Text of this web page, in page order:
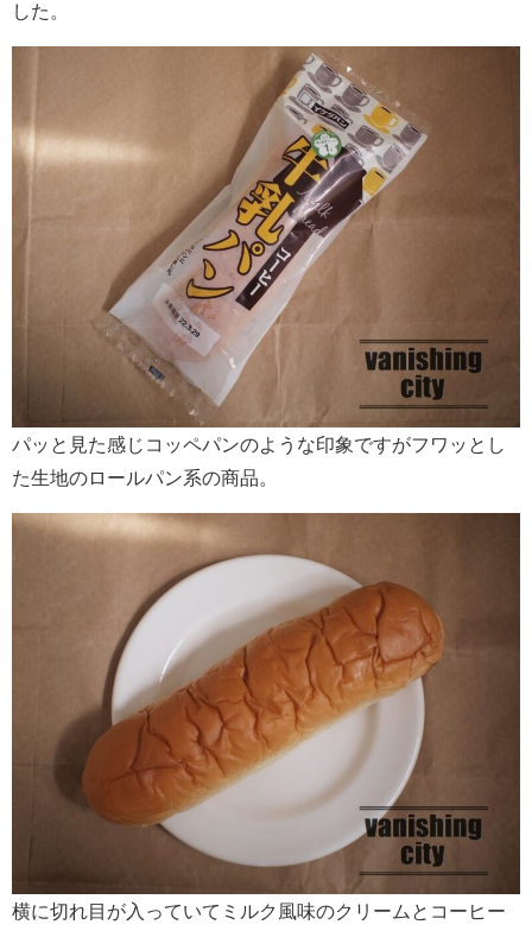
した。
パッと見た感じコッペパンのような印象ですがフワッとし
た生地のロールパン系の商品。
横に切れ目が入っていてミルク風味のクリームとコーヒー